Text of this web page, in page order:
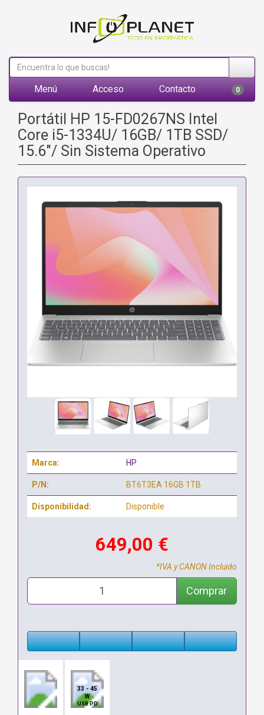
Menú Acceso Contacto 0
Portátil HP 15-FD0267NS Intel
Core i5-1334U/ 16GB/ 1TB SSD/
15.6"/ Sin Sistema Operativo
Marca: HP
P/N: BT6T3EA 16GB 1TB
Disponibilidad: Disponible
649,00 €
*IVA y CANON Incluido
Comprar
33 - 45
W
USB PD